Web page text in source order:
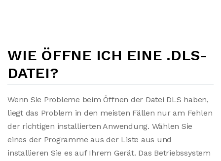
WIE ÖFFNE ICH EINE .DLS-
DATEI?
Wenn Sie Probleme beim Öffnen der Datei DLS haben,
liegt das Problem in den meisten Fällen nur am Fehlen
der richtigen installierten Anwendung. Wählen Sie
eines der Programme aus der Liste aus und
installieren Sie es auf Ihrem Gerät. Das Betriebssystem